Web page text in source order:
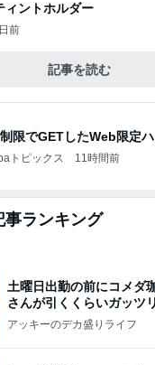
ィントホルダー
前
記事を読む
限でGETしたWeb限定
トピックス 11時間前
事ランキング
土曜日出勤の前にコメダ
さんが引くくらいガッツ
アッキーのデカ盛りライフ